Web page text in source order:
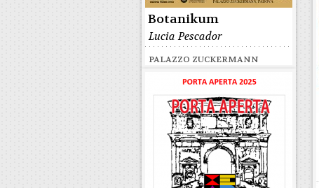
Botanikum
Lucia Pescador
PALAZZO ZUCKERMANN